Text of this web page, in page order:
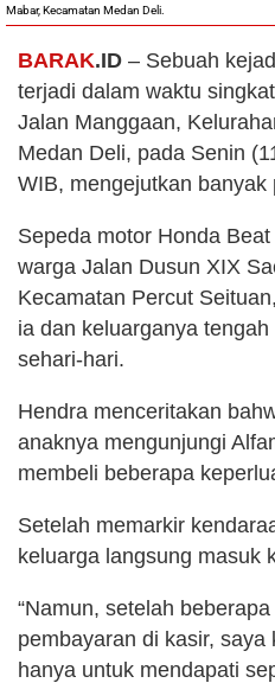
Mabar, Kecamatan Medan Deli.
BARAK.ID – Sebuah
terjadi dalam waktu
Jalan Manggaan,
Medan Deli, pada Senin
WIB, mengejutkan banyak
Sepeda motor Honda
warga Jalan Dusun XIX
Kecamatan Percut
ia dan keluarganya
sehari-hari.
Hendra menceritakan
anaknya mengunjungi
membeli beberapa
Setelah memarkir
keluarga langsung masuk
“Namun, setelah
pembayaran di kasir,
hanya untuk mendapati